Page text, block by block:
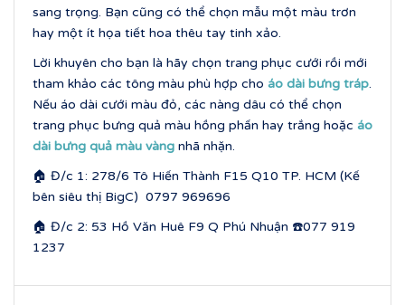
sang trọng. Bạn cũng có thể chọn mẫu một màu trơn
hay một ít họa tiết hoa thêu tay tinh xảo.
Lời khuyên cho bạn là hãy chọn trang phục cưới rồi mới
tham khảo các tông màu phù hợp cho áo dài bưng tráp.
Nếu áo dài cưới màu đỏ, các nàng dâu có thể chọn
trang phục bưng quả màu hồng phấn hay trắng hoặc áo
dài bưng quả màu vàng nhã nhặn.
🏠 Đ/c 1: 278/6 Tô Hiến Thành F15 Q10 TP. HCM (Kế
bên siêu thị BigC) 0797 969696
🏠 Đ/c 2: 53 Hồ Văn Huê F9 Q Phú Nhuận ☎️077 919
1237